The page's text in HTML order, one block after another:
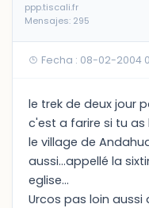
ppp.tiscali.fr
Mensajes: 295
Fecha : 08-02-2004
le trek de deux jour
c'est a farire si tu as
le village de
aussi...appellé la
eglise...
Urcos pas loin aussi